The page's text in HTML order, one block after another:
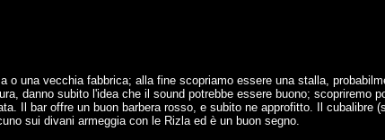
o una vecchia fabbrica; alla fine scopriamo essere una stalla,
danno subito l'idea che il sound potrebbe essere buono; scopriremo
Il bar offre un buon barbera rosso, e subito ne approfitto. Il cubalibre
sui divani armeggia con le Rizla ed è un buon segno.